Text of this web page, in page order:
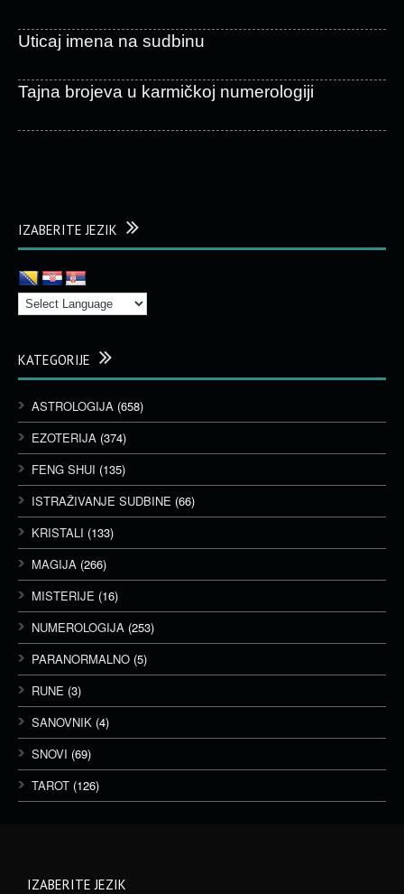
Uticaj imena na sudbinu
Tajna brojeva u karmičkoj numerologiji
IZABERITE JEZIK
KATEGORIJE
ASTROLOGIJA (658)
EZOTERIJA (374)
FENG SHUI (135)
ISTRAŽIVANJE SUDBINE (66)
KRISTALI (133)
MAGIJA (266)
MISTERIJE (16)
NUMEROLOGIJA (253)
PARANORMALNO (5)
RUNE (3)
SANOVNIK (4)
SNOVI (69)
TAROT (126)
IZABERITE JEZIK